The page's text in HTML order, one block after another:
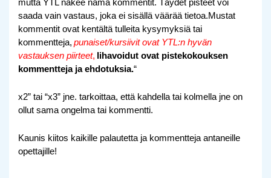
mutta YTL näkee nämä kommentit. Täydet pisteet voi
saada vain vastaus, joka ei sisällä väärää tietoa.Mustat
kommentit ovat kentältä tulleita kysymyksiä tai
kommentteja, punaiset/kursiivit ovat YTL:n hyvän
vastauksen piirteet, lihavoidut ovat pistekokouksen
kommentteja ja ehdotuksia.“
x2” tai “x3” jne. tarkoittaa, että kahdella tai kolmella jne on
ollut sama ongelma tai kommentti.
Kaunis kiitos kaikille palautetta ja kommentteja antaneille
opettajille!